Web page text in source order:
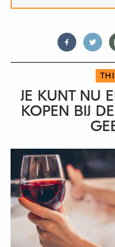
JE KUNT NU
KOPEN BIJ